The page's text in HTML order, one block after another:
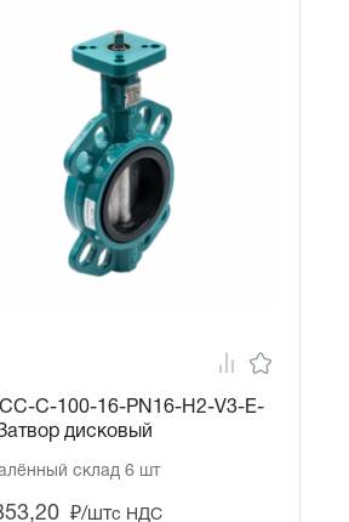
C-100-16-PN16-H2-V3-E-
дисковый
склад 6 шт
₽/штс НДС